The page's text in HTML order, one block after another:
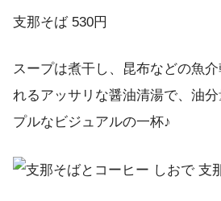
支那そば 530円
スープは煮干し、昆布などの魚
れるアッサリな醤油清湯で、油
プルなビジュアルの一杯♪